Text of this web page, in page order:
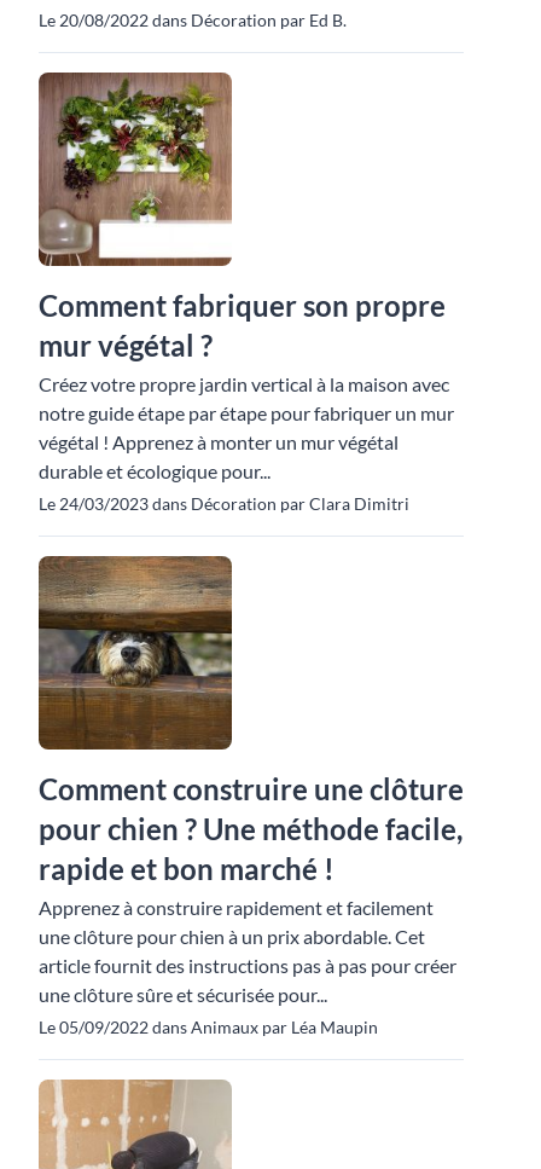
Le 20/08/2022 dans Décoration par Ed B.
Comment fabriquer son propre
mur végétal ?
Créez votre propre jardin vertical à la maison avec
notre guide étape par étape pour fabriquer un mur
végétal ! Apprenez à monter un mur végétal
durable et écologique pour...
Le 24/03/2023 dans Décoration par Clara Dimitri
Comment construire une clôture
pour chien ? Une méthode facile,
rapide et bon marché !
Apprenez à construire rapidement et facilement
une clôture pour chien à un prix abordable. Cet
article fournit des instructions pas à pas pour créer
une clôture sûre et sécurisée pour...
Le 05/09/2022 dans Animaux par Léa Maupin